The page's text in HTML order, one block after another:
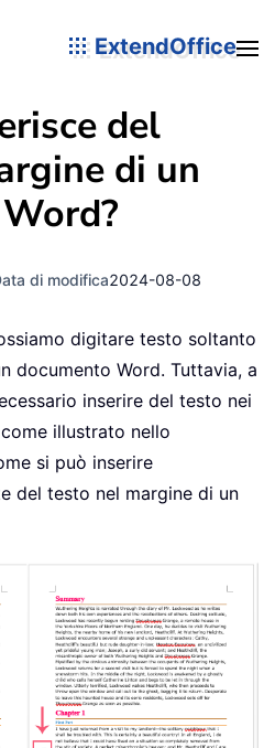
ExtendOffice
del
di un
di modifica2024-08-08
digitare testo soltanto
documento Word. Tuttavia, a
inserire del testo nei
illustrato nello
si può inserire
del testo nel margine di un